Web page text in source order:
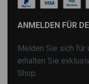
ANMELDEN FÜR
Melden Sie sich für
erhalten Sie
Shop.